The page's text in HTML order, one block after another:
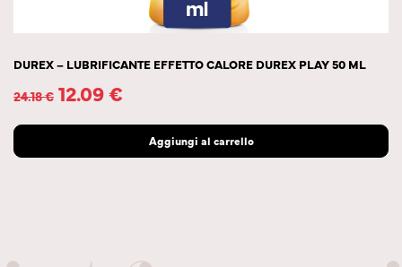
DUREX – LUBRIFICANTE EFFETTO CALORE DUREX PLAY 50 ML
24.18€ 12.09€
Aggiungi al carrello